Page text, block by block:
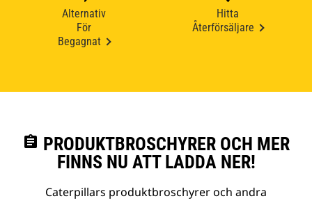
Alternativ
För
Begagnat
Hitta
Återförsäljare
assignment PRODUKTBROSCHYRER OCH MER
FINNS NU ATT LADDA NER!
Caterpillars produktbroschyrer och andra